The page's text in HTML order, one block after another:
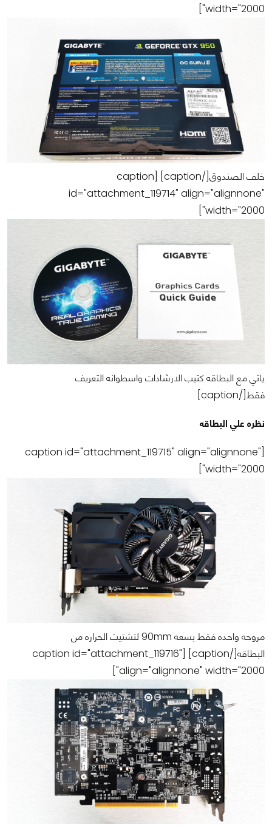
width="2000"]
خلف الصندوق[/caption] [caption
id="attachment_119714" align="alignnone"
width="2000"]
ياتي مع البطاقه كتيب الارشادات واسطوانه التعريف
فقط[/caption]
نظره علي البطاقه
[caption id="attachment_119715" align="alignnone"
width="2000"]
مروحه واحده فقط بسعه 90mm لتشتيت الحراره من
البطاقه[/caption] [caption id="attachment_119716"
align="alignnone" width="2000"]